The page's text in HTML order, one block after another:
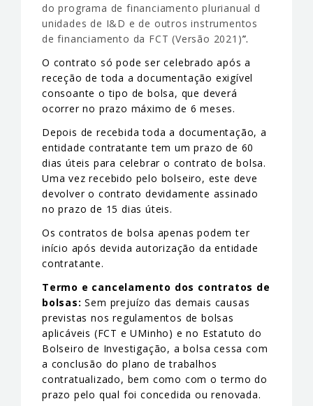
do programa de financiamento plurianual d
unidades de I&D e de outros instrumentos
de financiamento da FCT (Versão 2021)”.
O contrato só pode ser celebrado após a
receção de toda a documentação exigível
consoante o tipo de bolsa, que deverá
ocorrer no prazo máximo de 6 meses.
Depois de recebida toda a documentação, a
entidade contratante tem um prazo de 60
dias úteis para celebrar o contrato de bolsa.
Uma vez recebido pelo bolseiro, este deve
devolver o contrato devidamente assinado
no prazo de 15 dias úteis.
Os contratos de bolsa apenas podem ter
início após devida autorização da entidade
contratante.
Termo e cancelamento dos contratos de
bolsas:Sem prejuízo das demais causas
previstas nos regulamentos de bolsas
aplicáveis (FCT e UMinho) e no Estatuto do
Bolseiro de Investigação, a bolsa cessa com
a conclusão do plano de trabalhos
contratualizado, bem como com o termo do
prazo pelo qual foi concedida ou renovada.